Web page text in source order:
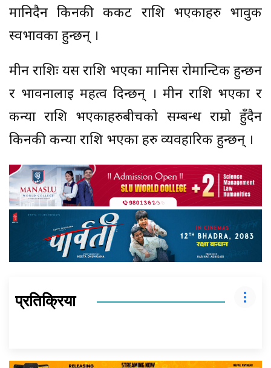
मानिदैन किनकी कर्कट राशि भएकाहरु भावुक
स्वभावका हुन्छन् ।
मीन राशिः यस राशि भएका मानिस रोमान्टिक हुन्छन
र भावनालाई महत्व दिन्छन् । मीन राशि भएका र
कन्या राशि भएकाहरुबीचको सम्बन्ध राम्रो हुँदैन
किनकी कन्या राशि भएका हरु व्यवहारिक हुन्छन् ।
प्रतिक्रिया